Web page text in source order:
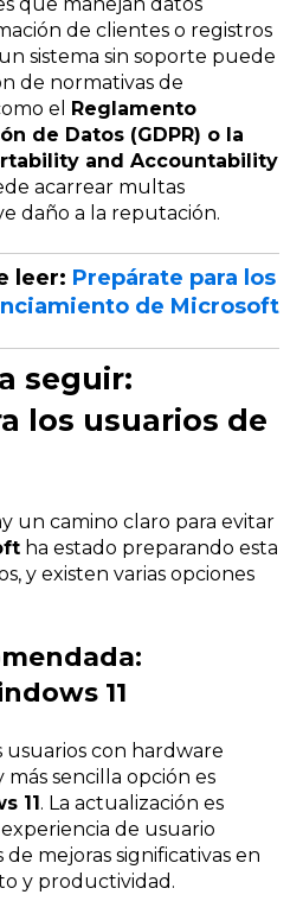
de clientes o registros
sistema sin soporte puede
de normativas de
el Reglamento
de Datos (GDPR) o la
and Accountability
acarrear multas
daño a la reputación.
leer: Prepárate para los
de Microsoft
seguir:
los usuarios de
un camino claro para evitar
ha estado preparando esta
y existen varias opciones
11
usuarios con hardware
sencilla opción es
11. La actualización es
de usuario
mejoras significativas en
y productividad.